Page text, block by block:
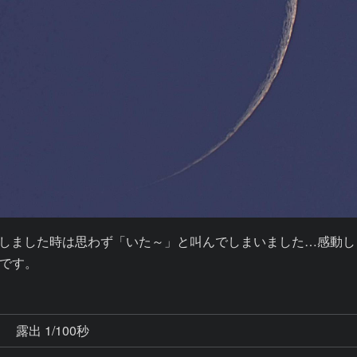
した時は思わず「いた～」と叫んでしまいました…感動
す。
露出 1/100秒